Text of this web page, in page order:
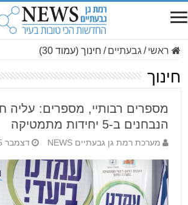
ראשי / גבעתיים / חינוך (עמוד 30)
חינוך
מספרים רבותיי, מספרים: עליה
הנבחנים ב-5 יחידות מתמטיקה
מערכת רמת גן גבעתיים NEWS דצמבר 25, 2018